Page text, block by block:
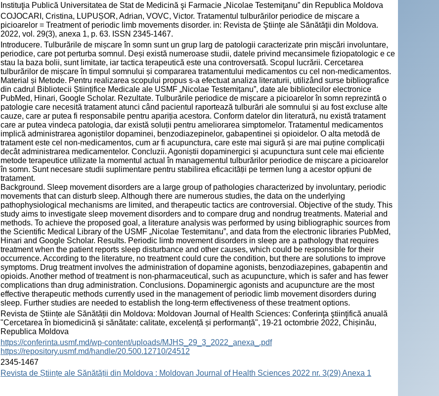
Instituţia Publică Universitatea de Stat de Medicină şi Farmacie „Nicolae Testemiţanu” din Republica Moldova
COJOCARI, Cristina, LUPUȘOR, Adrian, VOVC, Victor. Tratamentul tulburărilor periodice de mișcare a
picioarelor = Treatment of periodic limb movements disorder. in: Revista de Ştiinţe ale Sănătăţii din Moldova.
2022, vol. 29(3), anexa 1, p. 63. ISSN 2345-1467.
Introducere. Tulburările de mișcare în somn sunt un grup larg de patologii caracterizate prin mișcări involuntare,
periodice, care pot perturba somnul. Deși există numeroase studii, datele privind mecansimele fiziopatologic e ce
stau la baza bolii, sunt limitate, iar tactica terapeutică este una controversată. Scopul lucrării. Cercetarea
tulburărilor de mișcare în timpul somnului și compararea tratamentului medicamentos cu cel non-medicamentos.
Material și Metode. Pentru realizarea scopului propus s-a efectuat analiza literaturii, utilizând surse bibliografice
din cadrul Bibliotecii Științifice Medicale ale USMF „Nicolae Testemițanu”, date ale bibliotecilor electronice
PubMed, Hinari, Google Scholar. Rezultate. Tulburările periodice de mișcare a picioarelor în somn reprezintă o
patologie care necesită tratament atunci când pacientul raportează tulburări ale somnului și au fost excluse alte
cauze, care ar putea fi responsabile pentru apariția acestora. Conform datelor din literatură, nu există tratament
care ar putea vindeca patologia, dar există soluții pentru ameliorarea simptomelor. Tratamentul medicamentos
implică administrarea agoniștilor dopaminei, benzodiazepinelor, gabapentinei și opioidelor. O alta metodă de
tratament este cel non-medicamentos, cum ar fi acupunctura, care este mai sigură și are mai puține complicații
decât administrarea medicamentelor. Concluzii. Agoniștii dopaminergici și acupunctura sunt cele mai eficiente
metode terapeutice utilizate la momentul actual în managementul tulburărilor periodice de mișcare a picioarelor
în somn. Sunt necesare studii suplimentare pentru stabilirea eficacității pe termen lung a acestor opțiuni de
tratament.
Background. Sleep movement disorders are a large group of pathologies characterized by involuntary, periodic
movements that can disturb sleep. Although there are numerous studies, the data on the underlying
pathophysiological mechanisms are limited, and therapeutic tactics are controversial. Objective of the study. This
study aims to investigate sleep movement disorders and to compare drug and nondrug treatments. Material and
methods. To achieve the proposed goal, a literature analysis was performed by using bibliographic sources from
the Scientific Medical Library of the USMF „Nicolae Testemitanu”, and data from the electronic libraries PubMed,
Hinari and Google Scholar. Results. Periodic limb movement disorders in sleep are a pathology that requires
treatment when the patient reports sleep disturbance and other causes, which could be responsible for their
occurrence. According to the literature, no treatment could cure the condition, but there are solutions to improve
symptoms. Drug treatment involves the administration of dopamine agonists, benzodiazepines, gabapentin and
opioids. Another method of treatment is non-pharmaceutical, such as acupuncture, which is safer and has fewer
complications than drug administration. Conclusions. Dopaminergic agonists and acupuncture are the most
effective therapeutic methods currently used in the management of periodic limb movement disorders during
sleep. Further studies are needed to establish the long-term effectiveness of these treatment options.
Revista de Științe ale Sănătății din Moldova: Moldovan Journal of Health Sciences: Conferinţa ştiinţifică anuală
"Cercetarea în biomedicină și sănătate: calitate, excelență și performanță", 19-21 octombrie 2022, Chișinău,
Republica Moldova
https://conferinta.usmf.md/wp-content/uploads/MJHS_29_3_2022_anexa_.pdf
https://repository.usmf.md/handle/20.500.12710/24512
2345-1467
Revista de Științe ale Sănătății din Moldova : Moldovan Journal of Health Sciences 2022 nr. 3(29) Anexa 1